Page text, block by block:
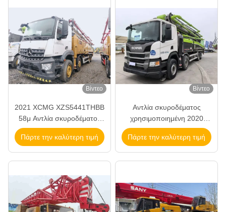
Βίντεο
2021 XCMG XZS5441THBB
58μ Αντλία σκυροδέματος
Μεταχειρισμένο Φορτηγό με
Σασί Mercedes Benz και
Παραγωγή 180 m3/h
Πάρτε την καλύτερη τιμή
Βίντεο
Αντλία σκυροδέματος
χρησιμοποιημένη 2020
Zoomlion 63m 63 μέτρων με
σασί Mercedes Benz
Πάρτε την καλύτερη τιμή